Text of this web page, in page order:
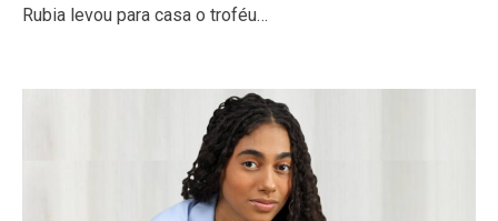
Rubia levou para casa o troféu…